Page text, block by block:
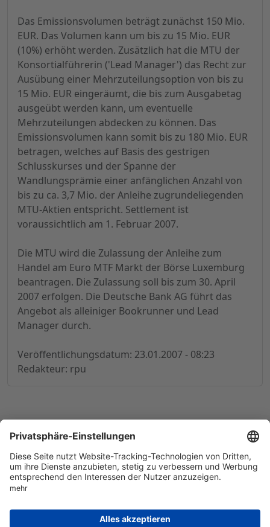
Das Emissionsvolumen beträgt zunächst 150 Mio.
EUR. Das Volumen kann um bis zu 15 Mio. EUR
(10%) erhöht werden. Zusätzlich hat die MTU der
Konsortialführerin ('Lead Manager') das Recht zur
Ausübung einer Mehrzuteilungsoption von bis zu
15 Mio. EUR eingeräumt, die bis zum Ausgabetag
ausgeübt werden kann, um eventuelle
Mehrzuteilungen abdecken zu können. Das
Emissionsvolumen kann somit bis zu 180 Mio. EUR
betragen, welches auf Basis des gestrigen
Schlusskurses und der Spanne der
Wandlungsprämie einer anfänglichen Anzahl von
bis zu ca. 3,7 Mio. der Anleihe zugrundeliegenden
MTU-Aktien entspricht. Settlement ist
voraussichtlich am 1. Februar 2007.
Die MTU wird die Zulassung der Anleihe zum
Handel am Euro MTF Markt der Börse Luxemburg
beantragen. Die Zulassung soll bis zum 30. April
2007 erfolgen. Die Deutsche Bank AG führt das
Angebot als alleiniger Bookrunner und Lead
Manager durch.
Veröffentlichungsdatum: 23.01.2007 - 08:23
Redakteur: rpu
© 1998-2026by GSC Research GmbH
Datenschutz